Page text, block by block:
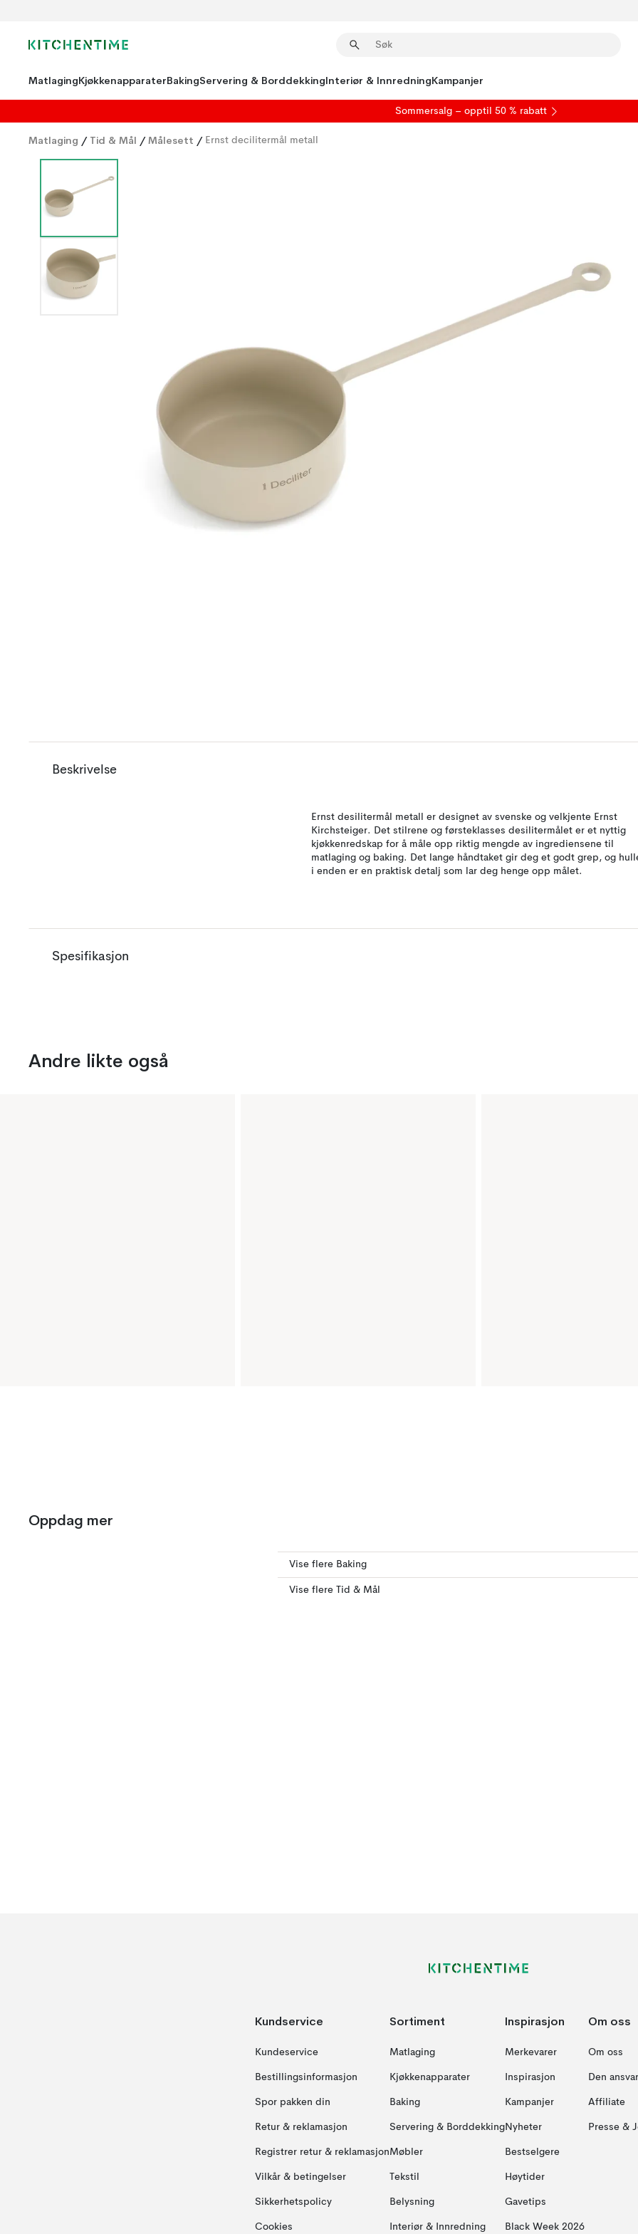
MatlagingKjøkkenapparaterBakingServering & BorddekkingInteriør & InnredningKampanjer
Sommersalg – opptil 50 % rabatt
Matlaging / Tid & Mål / Målesett / Ernst decilitermål metall
Beskrivelse
Ernst desilitermål metall er designet av svenske og velkjente Ernst
Kirchsteiger. Det stilrene og førsteklasses desilitermålet er et nyttig
kjøkkenredskap for å måle opp riktig mengde av ingrediensene til
matlaging og baking. Det lange håndtaket gir deg et godt grep, og
i enden er en praktisk detalj som lar deg henge opp målet.
Spesifikasjon
Andre likte også
Oppdag mer
Vise flere Baking
Vise flere Tid & Mål
Kundservice
Kundeservice
Bestillingsinformasjon
Spor pakken din
Retur & reklamasjon
Registrer retur & reklamasjon
Vilkår & betingelser
Sikkerhetspolicy
Cookies
Sortiment
Matlaging
Kjøkkenapparater
Baking
Servering & Borddekking
Møbler
Tekstil
Belysning
Interiør & Innredning
Inspirasjon
Merkevarer
Inspirasjon
Kampanjer
Nyheter
Bestselgere
Høytider
Gavetips
Black Week 2026
Om oss
Om oss
Den
Affiliate
Presse &